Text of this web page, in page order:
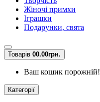
Жіночі примхи
Іграшки
Подарунки, свята
Товарів 00.00грн.
Ваш кошик порожній!
Категорії